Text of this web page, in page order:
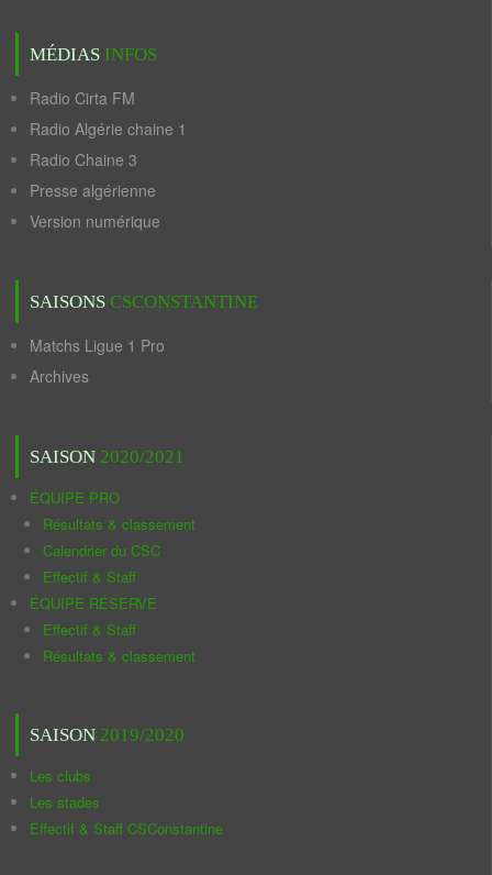
MÉDIAS INFOS
Radio Cirta FM
Radio Algérie chaine 1
Radio Chaine 3
Presse algérienne
Version numérique
SAISONS CSCONSTANTINE
Matchs Ligue 1 Pro
Archives
SAISON 2020/2021
ÉQUIPE PRO
Résultats & classement
Calendrier du CSC
Effectif & Staff
ÉQUIPE RÉSERVE
Effectif & Staff
Résultats & classement
SAISON 2019/2020
Les clubs
Les stades
Effectif & Staff CSConstantine